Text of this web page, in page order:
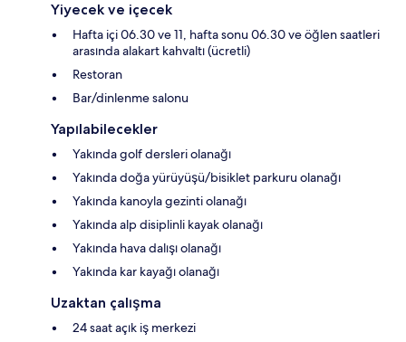
Yiyecek ve içecek
Hafta içi 06.30 ve 11, hafta sonu 06.30 ve öğlen saatleri
arasında alakart kahvaltı (ücretli)
Restoran
Bar/dinlenme salonu
Yapılabilecekler
Yakında golf dersleri olanağı
Yakında doğa yürüyüşü/bisiklet parkuru olanağı
Yakında kanoyla gezinti olanağı
Yakında alp disiplinli kayak olanağı
Yakında hava dalışı olanağı
Yakında kar kayağı olanağı
Uzaktan çalışma
24 saat açık iş merkezi